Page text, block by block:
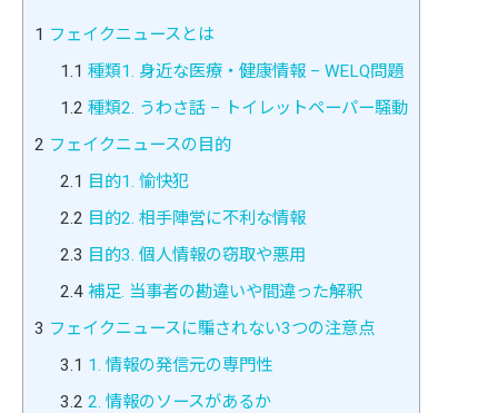
1 フェイクニュースとは
1.1 種類1. 身近な医療・健康情報 – WELQ問題
1.2 種類2. うわさ話 – トイレットペーパー騒動
2 フェイクニュースの目的
2.1 目的1. 愉快犯
2.2 目的2. 相手陣営に不利な情報
2.3 目的3. 個人情報の窃取や悪用
2.4補足. 当事者の勘違いや間違った解釈
3 フェイクニュースに騙されない3つの注意点
3.1 1. 情報の発信元の専門性
3.2 2. 情報のソースがあるか